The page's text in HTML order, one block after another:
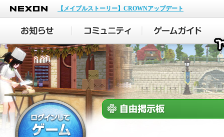
NEXON
【メイプルストーリー】CROWNアップデート